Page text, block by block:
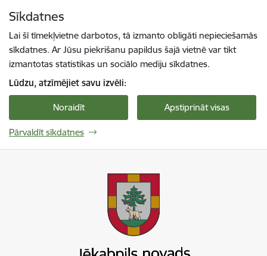
Sīkdatnes
Lai šī tīmekļvietne darbotos, tā izmanto obligāti nepieciešamās
sīkdatnes. Ar Jūsu piekrišanu papildus šajā vietnē var tikt
izmantotas statistikas un sociālo mediju sīkdatnes.
Lūdzu, atzīmējiet savu izvēli:
Noraidīt Apstiprināt visas
Pārvaldīt sīkdatnes